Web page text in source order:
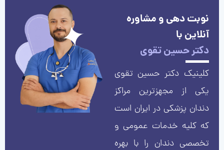
نوبت دهی و مشاوره
آنلاین با
دکتر حسین تقوی
کلینیک دکتر حسین تقوی
یکی از مجهزترین مراکز
دندان پزشکی در ایران است
که کلیه خدمات عمومی و
تخصصی دندان را با بهره